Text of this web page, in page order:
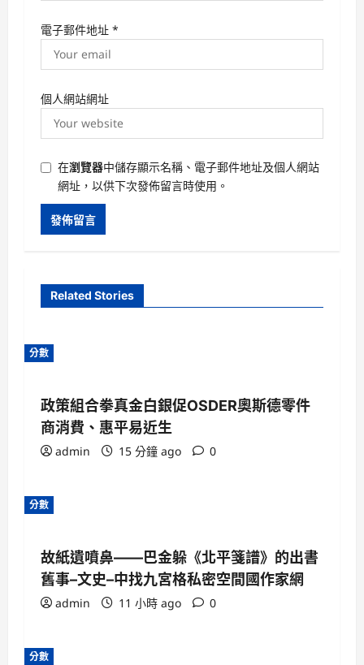
電子郵件地址 *
個人網站網址
在瀏覽器中儲存顯示名稱、電子郵件地址及個人網站
網址，以供下次發佈留言時使用。
Related Stories
分數
政策組合拳真金白銀促OSDER奧斯德零件
商消費、惠平易近生
admin 15 分鐘 ago 0
分數
故紙遺噴鼻——巴金躲《北平箋譜》的出書
舊事–文史–中找九宮格私密空間國作家網
admin 11 小時 ago 0
分數